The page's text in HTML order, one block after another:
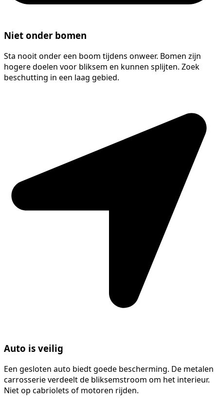
Niet onder bomen
Sta nooit onder een boom tijdens onweer. Bomen zijn
hogere doelen voor bliksem en kunnen splijten. Zoek
beschutting in een laag gebied.
Auto is veilig
Een gesloten auto biedt goede bescherming. De metalen
carrosserie verdeelt de bliksemstroom om het interieur.
Niet op cabriolets of motoren rijden.